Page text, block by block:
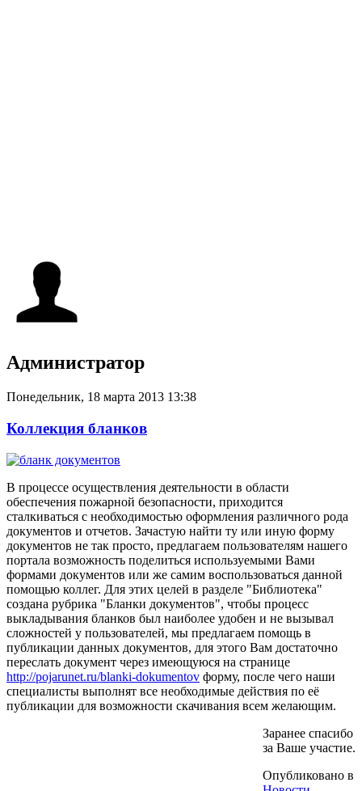
Администратор
Понедельник, 18 марта 2013 13:38
Коллекция бланков
В процессе осуществления деятельности в области
обеспечения пожарной безопасности, приходится
сталкиваться с необходимостью оформления различного рода
документов и отчетов. Зачастую найти ту или иную форму
документов не так просто, предлагаем пользователям нашего
портала возможность поделиться используемыми Вами
формами документов или же самим воспользоваться данной
помощью коллег. Для этих целей в разделе "Библиотека"
создана рубрика "Бланки документов", чтобы процесс
выкладывания бланков был наиболее удобен и не вызывал
сложностей у пользователей, мы предлагаем помощь в
публикации данных документов, для этого Вам достаточно
переслать документ через имеющуюся на странице
http://pojarunet.ru/blanki-dokumentov форму, после чего наши
специалисты выполнят все необходимые действия по её
публикации для возможности скачивания всем желающим.
Заранее спасибо
за Ваше участие.
Опубликовано в